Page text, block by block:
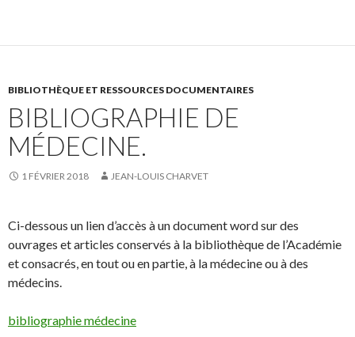
BIBLIOTHÈQUE ET RESSOURCES DOCUMENTAIRES
BIBLIOGRAPHIE DE
MÉDECINE.
1 FÉVRIER 2018 JEAN-LOUIS CHARVET
Ci-dessous un lien d’accès à un document word sur des
ouvrages et articles conservés à la bibliothèque de l’Académie
et consacrés, en tout ou en partie, à la médecine ou à des
médecins.
bibliographie médecine